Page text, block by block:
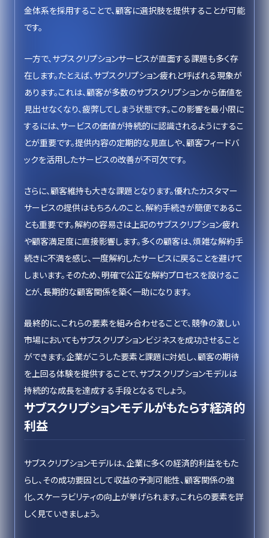
金体系を採用することで、顧客に選択肢を提供することが可能
です。
一方で、サブスクリプションサービスが直面する課題も多く存
在します。たとえば、サブスクリプション疲れと呼ばれる現象が
あります。これは、顧客が多数のサブスクリプションから価値を
見出せなくなり、疲弊してしまう状態です。この影響を最小限に
するには、サービスの価値が持続的に認識されるようにするこ
とが重要です。提供内容の定期的な見直しや、顧客フィードバ
ックを活用したサービスの改善が不可欠です。
さらに、顧客維持も大きな課題となります。優れたカスタマー
サービスの提供はもちろんのこと、解約手続きが簡便であるこ
とも重要です。解約の容易さは上記のサブスクリプション疲れ
や顧客満足度に直接影響します。多くの顧客は、煩雑な解約手
続きに不満を感じ、一度解約したサービスに戻ることを避けて
しまいます。そのため、明確で公正な解約プロセスを設けるこ
とが、長期的な顧客関係を築く一助になります。
最終的に、これらの要素を組み合わせることで、競争の激しい
市場においてもサブスクリプションビジネスを成功させること
ができます。企業がこうした要素と課題に対処し、顧客の期待
を上回る体験を提供することで、サブスクリプションモデルは
持続的な成長を達成する手段となるでしょう。
サブスクリプションモデルがもたらす経済的
利益
サブスクリプションモデルは、企業に多くの経済的利益をもた
らし、その成功要因として収益の予測可能性、顧客関係の強
化、スケーラビリティの向上が挙げられます。これらの要素を詳
しく見ていきましょう。